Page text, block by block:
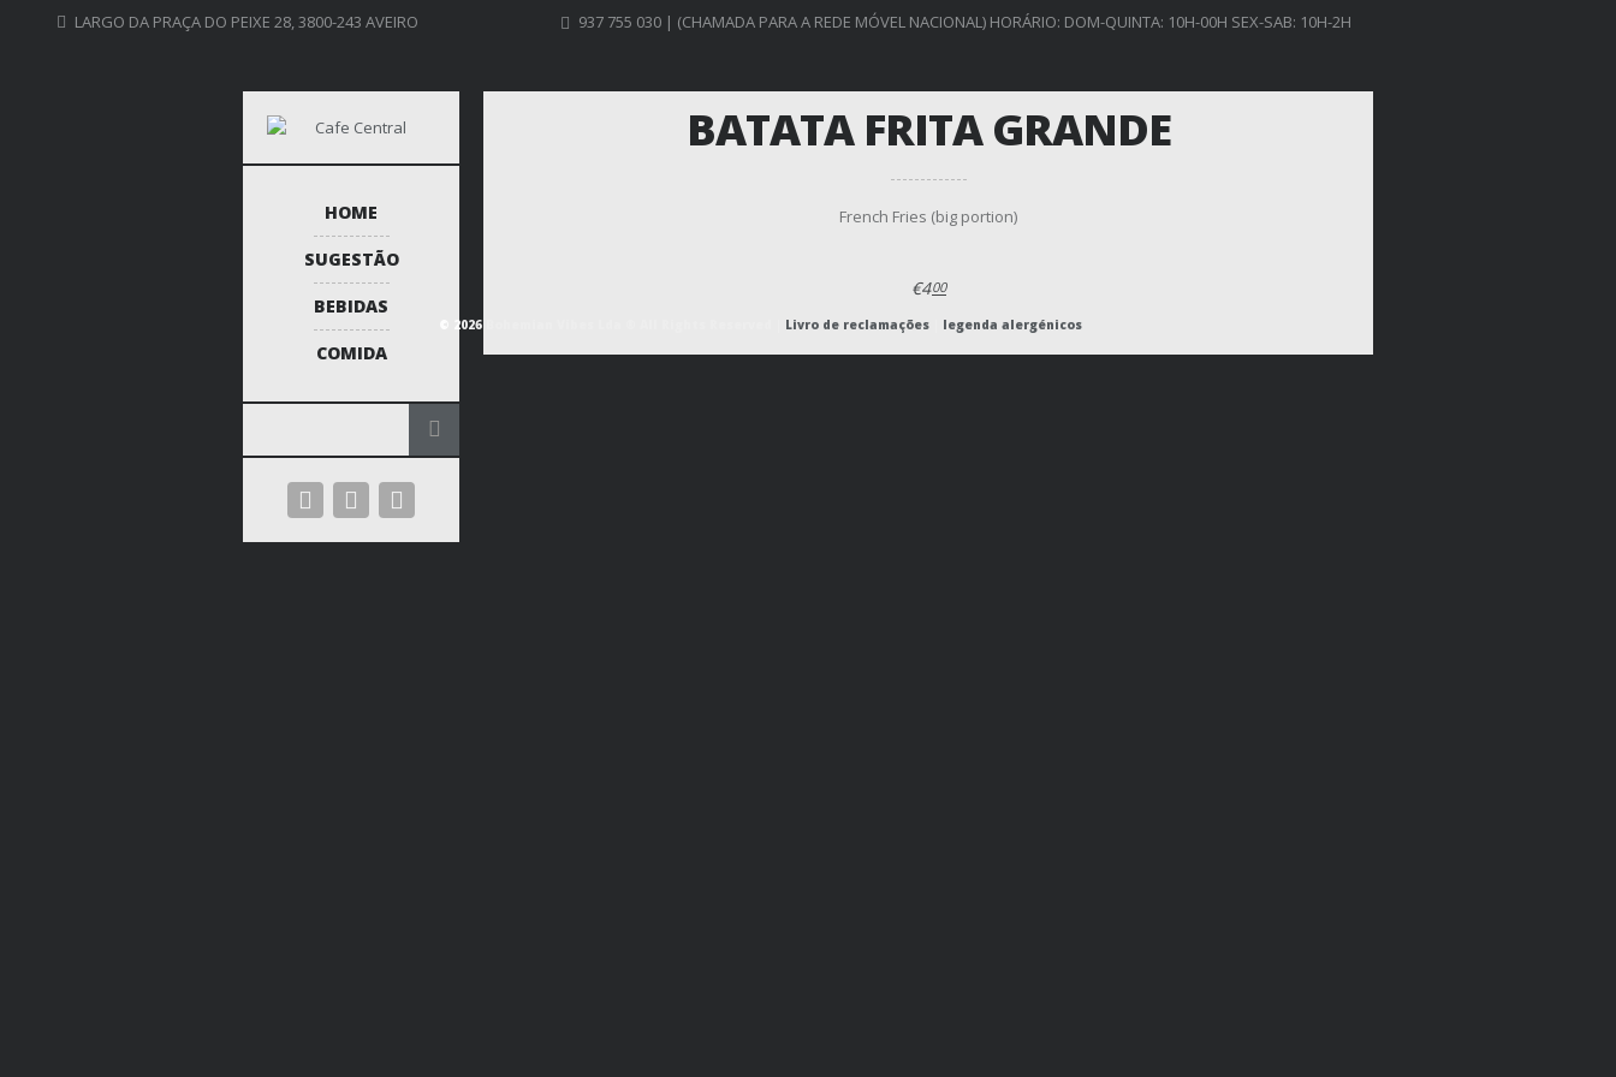
937 755 030 | (CHAMADA PARA A REDE MÓVEL NACIONAL) HORÁRIO: DOM-QUINTA: 10H-00H SEX-SAB: 10H-2H
LARGO DA PRAÇA DO PEIXE 28, 3800-243 AVEIRO
HOME
SUGESTÃO
BEBIDAS
COMIDA
BATATA FRITA GRANDE
French Fries (big portion)
€400
© 2026 Bohemian Vibes Lda ® All Rights Reserved | Livro de reclamações legenda alergénicos